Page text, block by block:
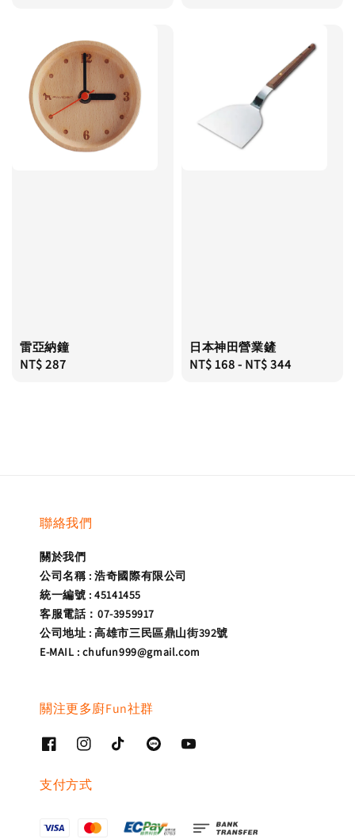
雷亞納鐘
Regular
NT$ 287
日本神田營業鏟
Regular
NT$ 168- NT$ 344
聯絡我們
關於我們
公司名稱 : 浩奇國際有限公司
統一編號 : 45141455
客服電話：07-3959917
公司地址 : 高雄市三民區鼎山街392號
E-MAIL : chufun999@gmail.com
關注更多廚Fun社群
支付方式